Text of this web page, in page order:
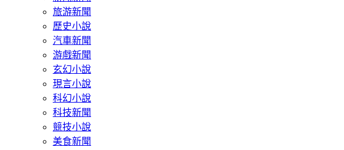
旅游新聞
歷史小說
汽車新聞
游戲新聞
玄幻小說
現言小說
科幻小說
科技新聞
競技小說
美食新聞